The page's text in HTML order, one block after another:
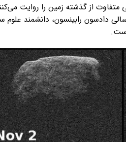
متفاوت از گذشته زمین را روایت
دادسون رابینسون، دانشمند علوم